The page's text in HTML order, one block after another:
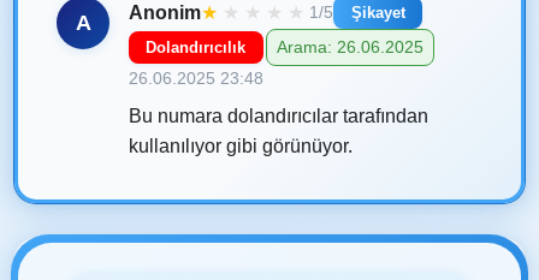
A Anonim★ ★ ★ ★ ★ 1/5
Şikayet
Dolandırıcılık
Arama: 26.06.2025
26.06.2025 23:48
Bu numara dolandırıcılar tarafından
kullanılıyor gibi görünüyor.